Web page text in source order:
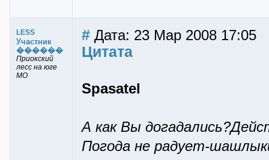
LESS
Участник
������
Приокский
лесс на юге
МО
# Дата: 23 Мар 2008 17:05
Цитата
Spasatel
А как Вы
Погода не радует-